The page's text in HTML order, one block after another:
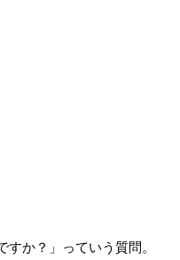
すか？」っていう質問。